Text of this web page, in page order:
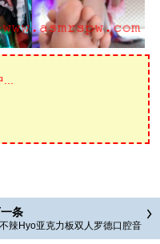
...
条
辣Hyo亚克力板双人罗德口腔音
5部2.21G